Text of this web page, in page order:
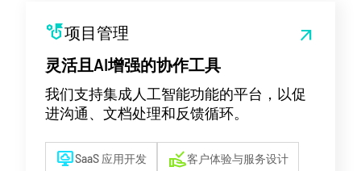
strategy项目管理 arrow_outward
灵活且AI增强的协作工具
我们支持集成人工智能功能的平台，以促
进沟通、文档处理和反馈循环。
desktop_cloudSaaS 应用开发 approval_delegation客户体验与服务设计